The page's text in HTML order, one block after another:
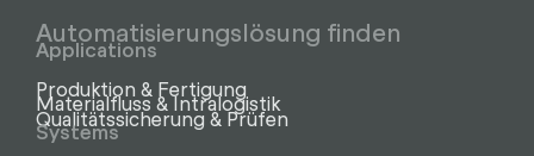
Automatisierungslösung finden
Applications
Produktion & Fertigung
Materialfluss & Intralogistik
Qualitätssicherung & Prüfen
Systems